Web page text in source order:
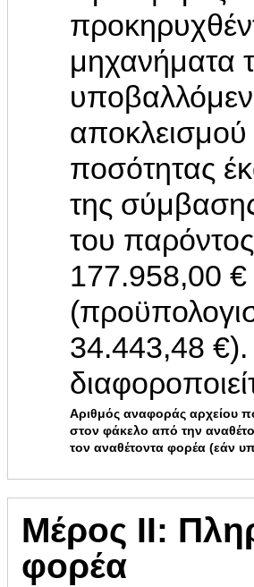
μηχανήματα
αποκλεισμού
ποσότητας
της
του
177.958,00
34.443,48 €).
Αριθμός αναφοράς αρχείου
στον φάκελο από την
τον αναθέτοντα φορέα (εάν
Μέρος ΙΙ:
φορέα